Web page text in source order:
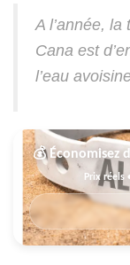
A l’année,
Cana est
l’eau
💰 Économisez
Prix réels